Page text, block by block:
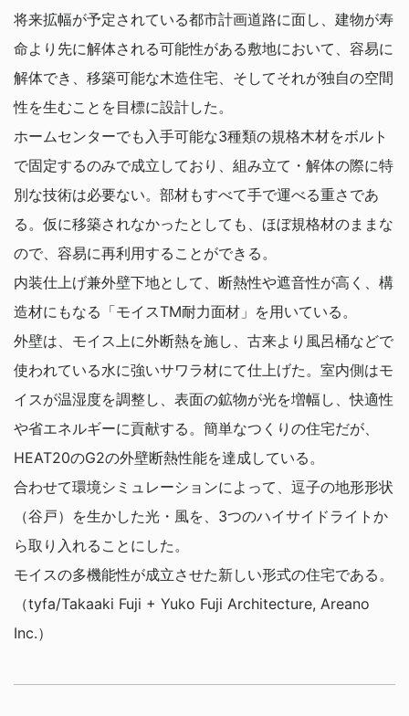
将来拡幅が予定されている都市計画道路に面し、建物が寿
命より先に解体される可能性がある敷地において、容易に
解体でき、移築可能な木造住宅、そしてそれが独自の空間
性を生むことを目標に設計した。
ホームセンターでも入手可能な3種類の規格木材をボルト
で固定するのみで成立しており、組み立て・解体の際に特
別な技術は必要ない。部材もすべて手で運べる重さであ
る。仮に移築されなかったとしても、ほぼ規格材のままな
ので、容易に再利用することができる。
内装仕上げ兼外壁下地として、断熱性や遮音性が高く、構
造材にもなる「モイスTM耐力面材」を用いている。
外壁は、モイス上に外断熱を施し、古来より風呂桶などで
使われている水に強いサワラ材にて仕上げた。室内側はモ
イスが温湿度を調整し、表面の鉱物が光を増幅し、快適性
や省エネルギーに貢献する。簡単なつくりの住宅だが、
HEAT20のG2の外壁断熱性能を達成している。
合わせて環境シミュレーションによって、逗子の地形形状
（谷戸）を生かした光・風を、3つのハイサイドライトか
ら取り入れることにした。
モイスの多機能性が成立させた新しい形式の住宅である。
（tyfa/Takaaki Fuji + Yuko Fuji Architecture, Areano
Inc.）